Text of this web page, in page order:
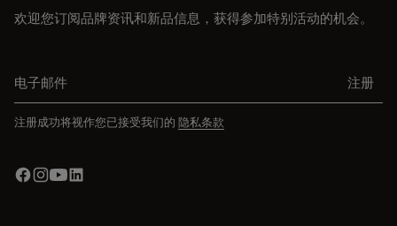
欢迎您订阅品牌资讯和新品信息，获得参加特别活动的机会。
注册
注册成功将视作您已接受我们的 隐私条款